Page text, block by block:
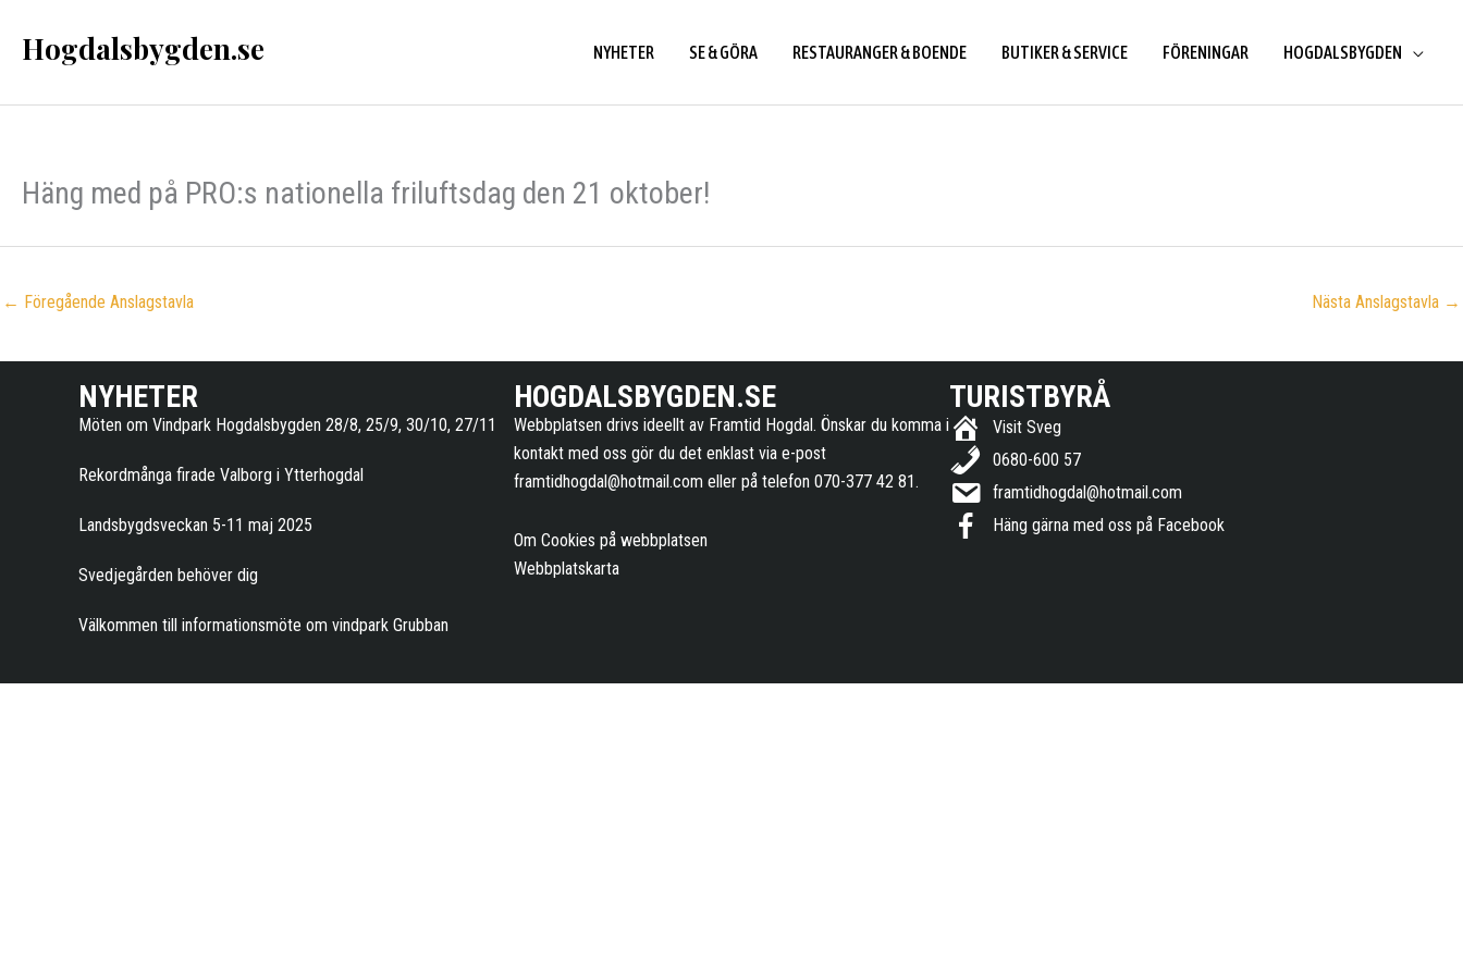
Hogdalsbygden.se NYHETER SE & GÖRA RESTAURANGER & BOENDE BUTIKER & SERVICE FÖRENINGAR HOGDALSBYGDEN
Häng med på PRO:s nationella friluftsdag den 21 oktober!
← Föregående Anslagstavla Nästa Anslagstavla →
NYHETER
Möten om Vindpark Hogdalsbygden 28/8, 25/9, 30/10, 27/11
Rekordmånga firade Valborg i Ytterhogdal
Landsbygdsveckan 5-11 maj 2025
Svedjegården behöver dig
Välkommen till informationsmöte om vindpark Grubban
HOGDALSBYGDEN.SE
Webbplatsen drivs ideellt av Framtid Hogdal. Önskar du komma i
kontakt med oss gör du det enklast via e-post
framtidhogdal@hotmail.com eller på telefon 070-377 42 81.
Om Cookies på webbplatsen
Webbplatskarta
TURISTBYRÅ
Visit Sveg
0680-600 57
framtidhogdal@hotmail.com
Häng gärna med oss på Facebook